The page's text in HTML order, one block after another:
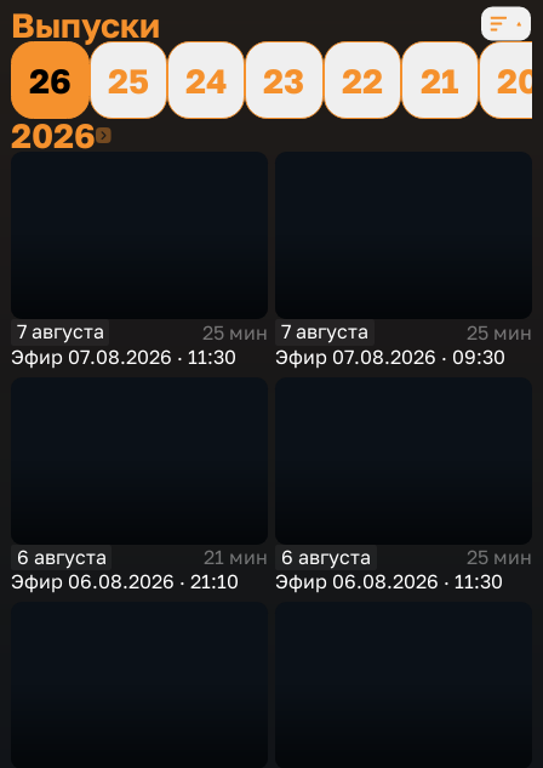
Выпуски
26
25 24 23 22 21
20
20262026
7 августа
25 мин
Эфир 07.08.2026 · 11:30
7 августа
25 мин
Эфир 07.08.2026 · 09:30
6 августа
21 мин
Эфир 06.08.2026 · 21:10
6 августа
25 мин
Эфир 06.08.2026 · 11:30